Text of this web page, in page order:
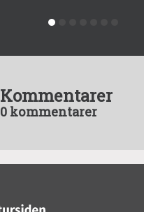
Kommentarer
0 kommentarer